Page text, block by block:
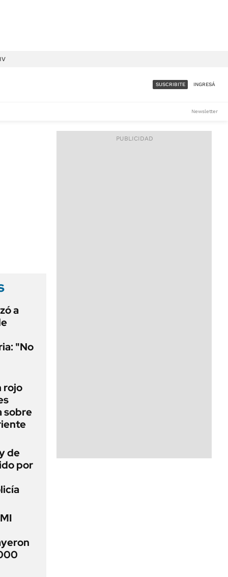
ACCESO FULL - $1.800/MES
SUSCRIBITE INGRESÁ
Newsletter
a
"No
rojo
sobre
de
por